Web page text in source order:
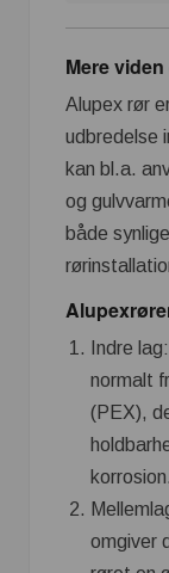
Mere
Alupex rør
udbredelse
kan bl.a.
og
både
Indre
normalt
(PEX),
korrosion.
omgiver